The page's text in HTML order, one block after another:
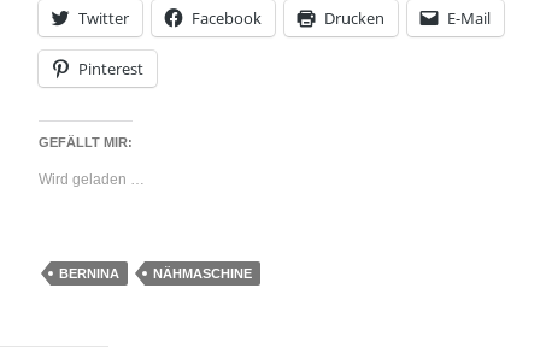
Twitter Facebook Drucken E-Mail
Pinterest
GEFÄLLT MIR:
Wird geladen …
BERNINA NÄHMASCHINE